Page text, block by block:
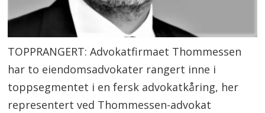
TOPPRANGERT: Advokatfirmaet Thommessen
har to eiendomsadvokater rangert inne i
toppsegmentet i en fersk advokatkåring, her
representert ved Thommessen-advokat